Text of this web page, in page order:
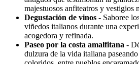
majestuosos anfiteatros y vestigios
Degustación de vinos - Saboree
viñedos italianos durante una
acogedora y refinada.
Paseo por la costa amalfitana -
dulzura de la vida italiana